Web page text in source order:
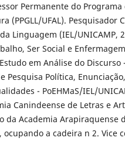
Permanente do Programa
(PPGLL/UFAL). Pesquisador
Linguagem (IEL/UNICAMP,
Ser Social e Enfermagem
em Análise do Discurso
Pesquisa Política,
- PoEHMaS/IEL/
Canindeense de Letras e
da Academia Arapiraquense
ocupando a cadeira n 2. Vice